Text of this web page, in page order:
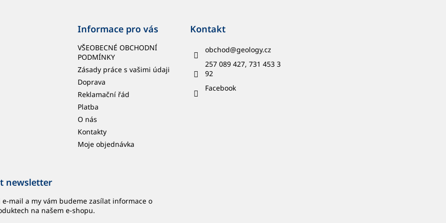
Informace pro vás
VŠEOBECNÉ OBCHODNÍ
PODMÍNKY
Zásady práce s vašimi údaji
Doprava
Reklamační řád
Platba
O nás
Kontakty
Moje objednávka
Kontakt
obchod@geology.cz
257 089 427, 731 453 3
92
Facebook
newsletter
e-mail a my vám budeme zasílat informace o
na našem e-shopu.